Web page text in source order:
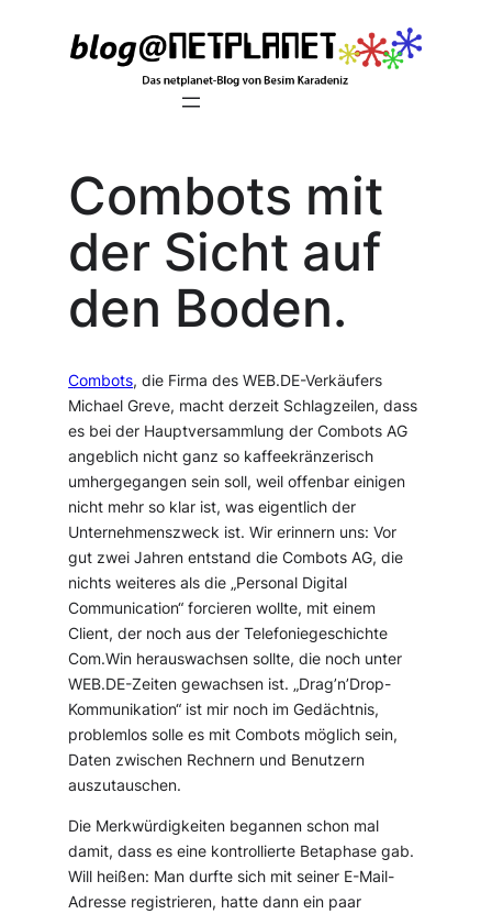
Combots mit
der Sicht auf
den Boden.
Combots, die Firma des WEB.DE-Verkäufers
Michael Greve, macht derzeit Schlagzeilen, dass
es bei der Hauptversammlung der Combots AG
angeblich nicht ganz so kaffeekränzerisch
umhergegangen sein soll, weil offenbar einigen
nicht mehr so klar ist, was eigentlich der
Unternehmenszweck ist. Wir erinnern uns: Vor
gut zwei Jahren entstand die Combots AG, die
nichts weiteres als die „Personal Digital
Communication“ forcieren wollte, mit einem
Client, der noch aus der Telefoniegeschichte
Com.Win herauswachsen sollte, die noch unter
WEB.DE-Zeiten gewachsen ist. „Drag’n’Drop-
Kommunikation“ ist mir noch im Gedächtnis,
problemlos solle es mit Combots möglich sein,
Daten zwischen Rechnern und Benutzern
auszutauschen.
Die Merkwürdigkeiten begannen schon mal
damit, dass es eine kontrollierte Betaphase gab.
Will heißen: Man durfte sich mit seiner E-Mail-
Adresse registrieren, hatte dann ein paar